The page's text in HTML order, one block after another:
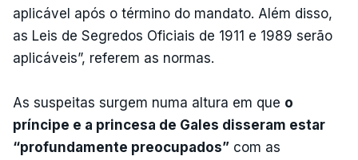
aplicável após o término do mandato. Além disso,
as Leis de Segredos Oficiais de 1911 e 1989 serão
aplicáveis”, referem as normas.
As suspeitas surgem numa altura em que o
príncipe e a princesa de Gales disseram estar
“profundamente preocupados” com as